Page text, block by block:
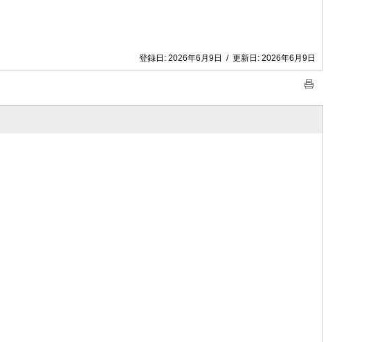
登録日: 2026年6月9日 / 更新日: 2026年6月9日